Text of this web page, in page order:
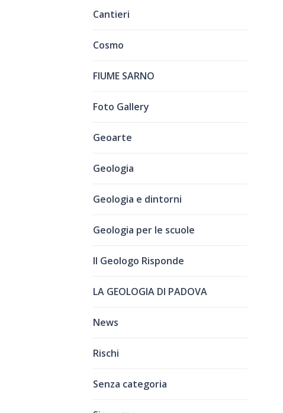
Cantieri
Cosmo
FIUME SARNO
Foto Gallery
Geoarte
Geologia
Geologia e dintorni
Geologia per le scuole
Il Geologo Risponde
LA GEOLOGIA DI PADOVA
News
Rischi
Senza categoria